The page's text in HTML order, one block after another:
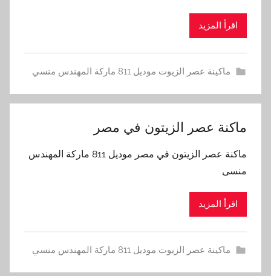
اقرأ المزيد
ماكينة عصر الزيوت موديل 811 ماركة المهندس منسي
ماكنة عصر الزيتون في مصر
ماكنة عصر الزيتون في مصر موديل 811 ماركة المهندس
منسى
اقرأ المزيد
ماكينة عصر الزيوت موديل 811 ماركة المهندس منسي